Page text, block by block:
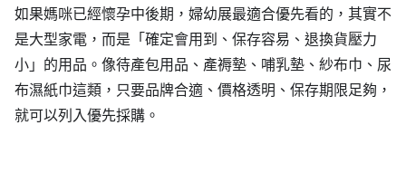
如果媽咪已經懷孕中後期，婦幼展最適合優先看的，其實不
是大型家電，而是「確定會用到、保存容易、退換貨壓力
小」的用品。像待產包用品、產褥墊、哺乳墊、紗布巾、尿
布濕紙巾這類，只要品牌合適、價格透明、保存期限足夠，
就可以列入優先採購。